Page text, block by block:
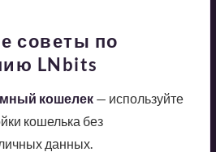
советы по
LNbits
кошелек— используйте
кошелька без
данных.